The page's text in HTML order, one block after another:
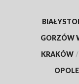
GORZÓW
KRAKÓW /
OPOLE